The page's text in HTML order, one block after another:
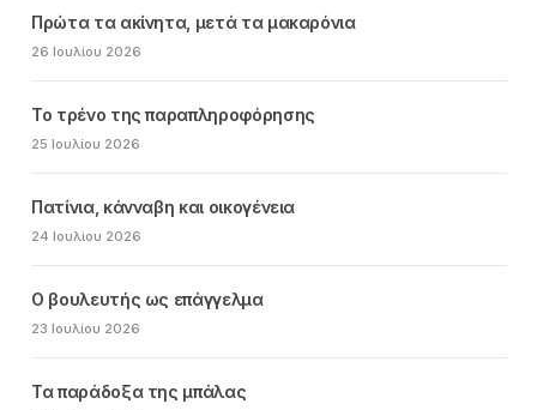
Πρώτα τα ακίνητα, μετά τα μακαρόνια
26 Ιουλίου 2026
Το τρένο της παραπληροφόρησης
25 Ιουλίου 2026
Πατίνια, κάνναβη και οικογένεια
24 Ιουλίου 2026
Ο βουλευτής ως επάγγελμα
23 Ιουλίου 2026
Τα παράδοξα της μπάλας